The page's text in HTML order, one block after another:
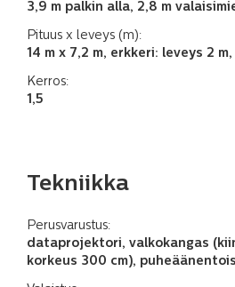
3,9 m palkin alla, 2,8 m
Pituus x leveys (m):
14 m x 7,2 m, erkkeri: leveys 2
Kerros:
1,5
Tekniikka
Perusvarustus:
dataprojektori, valkokangas
korkeus 300 cm),